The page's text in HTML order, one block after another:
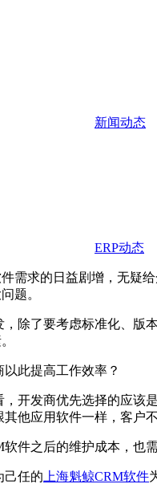
新闻动态
ERP动态
需求的日益剧增，无疑
题。
，除了要考虑标准化、版
，开发商优先选择的应该
他应用软件一样，客户
件之后的维护成本，也
己任的 上海魁鲸CRM软件